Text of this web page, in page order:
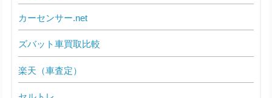
カーセンサー.net
ズバット車買取比較
楽天（車査定）